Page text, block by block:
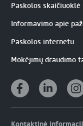
Paskolos skaičiuoklė
Informavimo apie
Paskolos internetu
Mokėjimų draudimo